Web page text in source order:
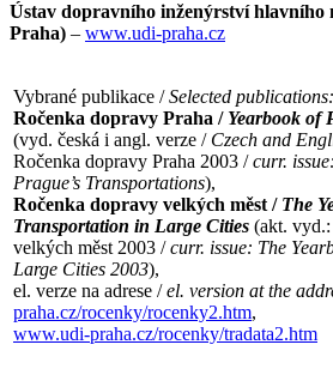
Ústav dopravního inženýrství hlavního
Praha) – www.udi-praha.cz
Vybrané publikace /Selected publications:
Ročenka dopravy Praha / Yearbook of
(vyd. česká i angl. verze / Czech and
Ročenka dopravy Praha 2003 /curr.
Prague’s Transportations),
Ročenka dopravy velkých měst / The
Transportation in Large Cities (akt.
velkých měst 2003 /curr. issue: The
Large Cities 2003),
el. verze na adrese /el. version at the
praha.cz/rocenky/rocenky2.htm,
www.udi-praha.cz/rocenky/tradata2.htm